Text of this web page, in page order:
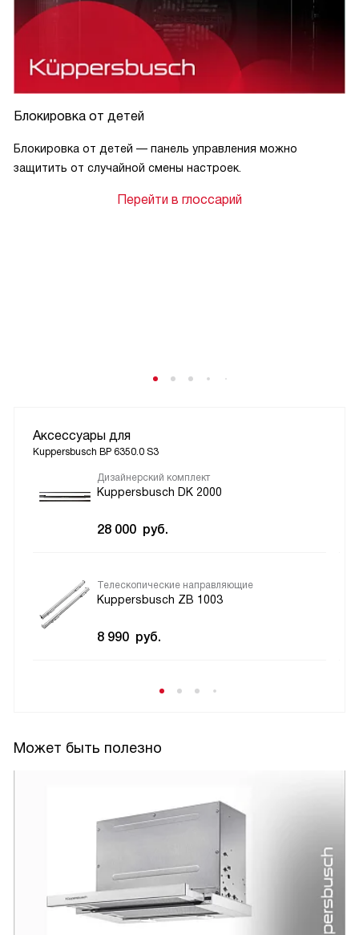
Блокировка от детей
Блокировка от детей — панель управления можно
защитить от случайной смены настроек.
Перейти в глоссарий
Аксессуары для
Kuppersbusch BP 6350.0 S3
Дизайнерский комплект
Kuppersbusch DK 2000
28 000 руб.
Телескопические направляющие
Kuppersbusch ZB 1003
8 990 руб.
Может быть полезно